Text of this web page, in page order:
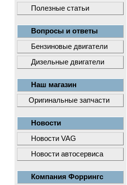
Полезные статьи
Вопросы и ответы
Бензиновые двигатели
Дизельные двигатели
Наш магазин
Оригинальные запчасти
Новости
Новости VAG
Новости автосервиса
Компания Форрингс